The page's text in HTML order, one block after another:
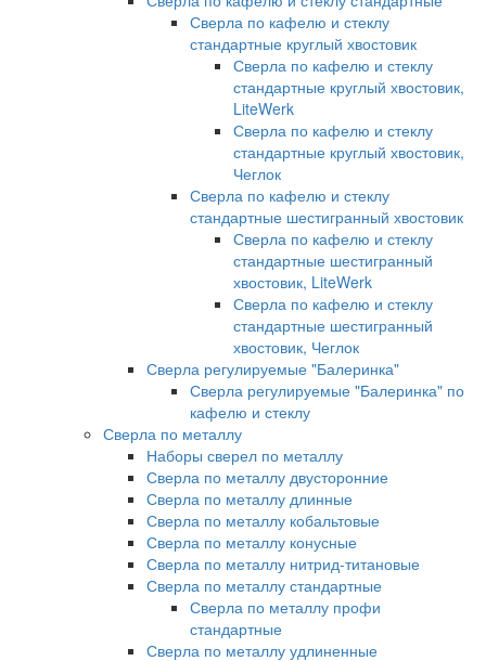
Сверла по кафелю и стеклу
стандартные круглый хвостовик
Сверла по кафелю и стеклу
стандартные круглый хвостовик,
LiteWerk
Сверла по кафелю и стеклу
стандартные круглый хвостовик,
Чеглок
Сверла по кафелю и стеклу
стандартные шестигранный хвостовик
Сверла по кафелю и стеклу
стандартные шестигранный
хвостовик, LiteWerk
Сверла по кафелю и стеклу
стандартные шестигранный
хвостовик, Чеглок
Сверла регулируемые "Балеринка"
Сверла регулируемые "Балеринка" по
кафелю и стеклу
Сверла по металлу
Наборы сверел по металлу
Сверла по металлу двусторонние
Сверла по металлу длинные
Сверла по металлу кобальтовые
Сверла по металлу конусные
Сверла по металлу нитрид-титановые
Сверла по металлу стандартные
Сверла по металлу профи
стандартные
Сверла по металлу удлиненные